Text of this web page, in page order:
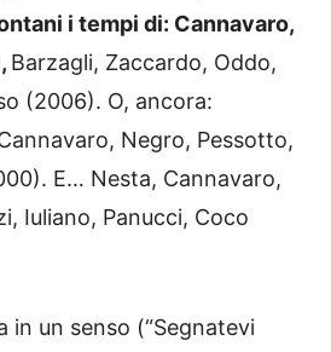
i tempi di: Cannavaro,
Barzagli, Zaccardo, Oddo,
(2006). O, ancora:
Negro, Pessotto,
E… Nesta, Cannavaro,
Iuliano, Panucci, Coco
in un senso (“Segnatevi